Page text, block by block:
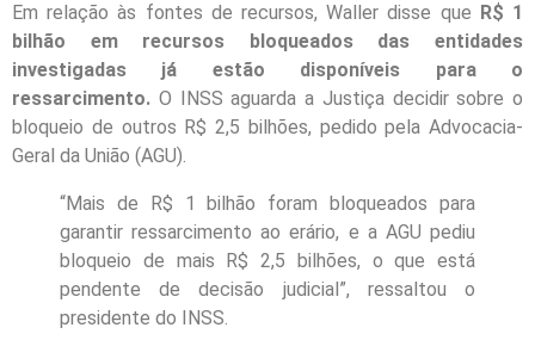
Em relação às fontes de recursos, Waller disse que R$ 1
bilhão em recursos bloqueados das entidades
investigadas já estão disponíveis para o
ressarcimento. O INSS aguarda a Justiça decidir sobre o
bloqueio de outros R$ 2,5 bilhões, pedido pela Advocacia-
Geral da União (AGU).
“Mais de R$ 1 bilhão foram bloqueados para
garantir ressarcimento ao erário, e a AGU pediu
bloqueio de mais R$ 2,5 bilhões, o que está
pendente de decisão judicial”, ressaltou o
presidente do INSS.